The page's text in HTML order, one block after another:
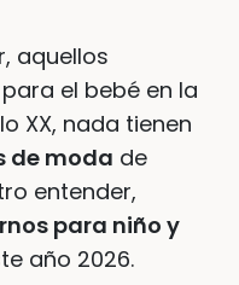
aquellos
el bebé en la
XX, nada tienen
de moda de
entender,
para niño y
año 2026.